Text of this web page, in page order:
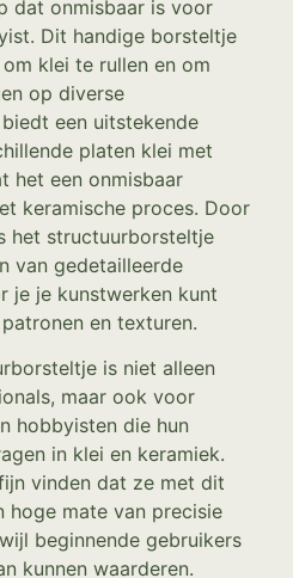
dat onmisbaar is voor
Dit handige borsteltje
klei te rullen en om
op diverse
een uitstekende
platen klei met
het een onmisbaar
keramische proces. Door
het structuurborsteltje
van gedetailleerde
je je kunstwerken kunt
en texturen.
is niet alleen
maar ook voor
hobbyisten die hun
in klei en keramiek.
vinden dat ze met dit
hoge mate van precisie
beginnende gebruikers
kunnen waarderen.